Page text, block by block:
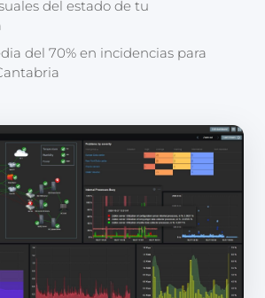
del estado de tu
del 70% en incidencias para